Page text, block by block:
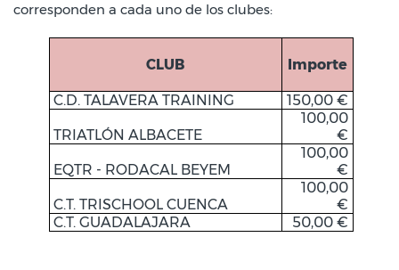
corresponden a cada uno de los clubes:
CLUB Importe
C.D. TALAVERA TRAINING 150,00 €
TRIATLÓN ALBACETE
100,00
€
EQTR - RODACAL BEYEM
100,00
€
C.T. TRISCHOOL CUENCA
100,00
€
C.T. GUADALAJARA
50,00 €